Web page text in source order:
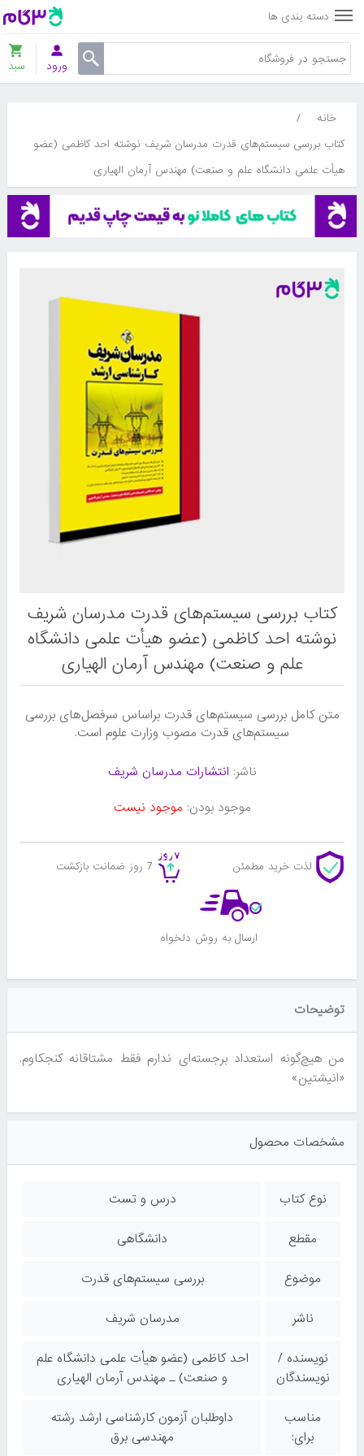
دسته بندی ها
ورود سبد
خانه
/
کتاب بررسی سیستم‌های قدرت مدرسان شریف نوشته احد کاظمی (عضو
هیأت علمی دانشگاه علم و صنعت) مهندس آرمان الهیاری
کتاب بررسی سیستم‌های قدرت مدرسان شریف
نوشته احد کاظمی (عضو هیأت علمی دانشگاه
علم و صنعت) مهندس آرمان الهیاری
متن کامل بررسی سیستم‌های قدرت براساس سرفصل های بررسی
سیستم‌های قدرت مصوب وزارت علوم است.
ناشر: انتشارات مدرسان شریف
موجود بودن: موجود نیست
لذت خرید مطمئن 7 روز ضمانت بازکشت
ارسال به روش دلخواه
توضیحات
من هیچ‌گونه استعداد برجسته‌ای ندارم فقط مشتاقانه کنجکاوم.
«انیشتین»
مشخصات محصول
نوع کتاب درس و تست
مقطع دانشگاهی
موضوع بررسی سیستم‌های قدرت
ناشر مدرسان شریف
نویسنده /
نویسندگان
احد کاظمی (عضو هیأت علمی دانشگاه علم
و صنعت) ـ مهندس آرمان الهیاری
مناسب
برای:
داوطلبان آزمون کارشناسی ارشد رشته
مهندسی برق